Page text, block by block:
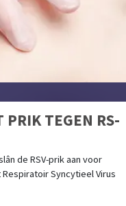
PRIK TEGEN RS-
de RSV-prik aan voor
Syncytieel Virus